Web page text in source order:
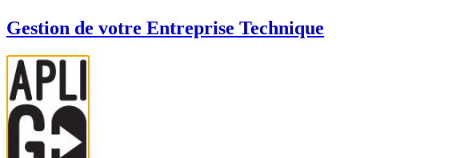
Gestion de votre Entreprise Technique